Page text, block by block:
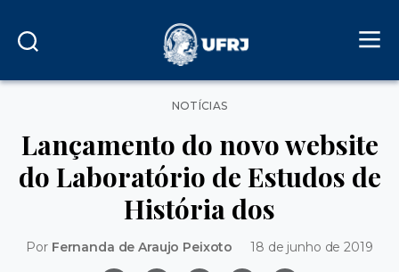
Categorias
NOTÍCIAS
Lançamento do novo website
do Laboratório de Estudos de
História dos
Por Fernanda de Araujo Peixoto 18 de junho de 2019